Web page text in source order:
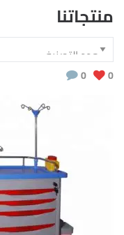
منتجاتنا
0 0